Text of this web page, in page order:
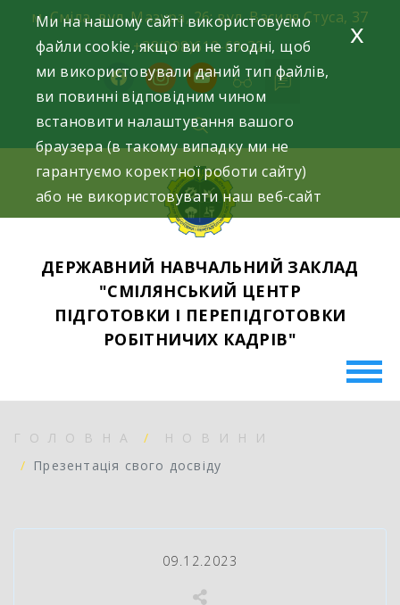
content
м. Сміла, вул. Мазура, 26; вул. Василя Стуса, 37
+38(098)612-69-32.
facebookinstagram
youtube
ДЕРЖАВНИЙ НАВЧАЛЬНИЙ ЗАКЛАД
"СМІЛЯНСЬКИЙ ЦЕНТР
ПІДГОТОВКИ І ПЕРЕПІДГОТОВКИ
РОБІТНИЧИХ КАДРІВ"
ГОЛОВНА
НОВИНИ
Презентація свого досвіду
09.12.2023
Ми на нашому сайті використовуємо
файли cookie, якщо ви не згодні, щоб
ми використовували даний тип файлів,
ви повинні відповідним чином
встановити налаштування вашого
браузера (в такому випадку ми не
гарантуємо коректної роботи сайту)
або не використовувати наш веб-сайт
x